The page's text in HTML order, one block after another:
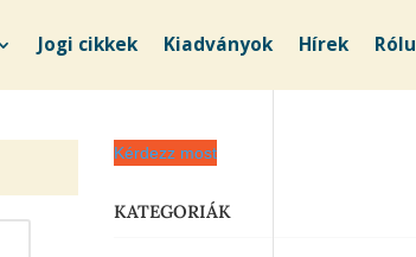
Jogi cikkek Kiadványok Hírek
Kérdezz most
KATEGORIÁK